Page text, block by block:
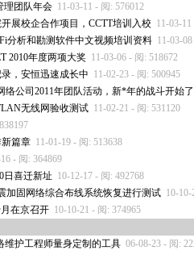
理团队年会 11-03-11 - 阅: 576012
展校企合作项目，CCTT培训入校 11-03-
分析和勘测软件中文视频培训资料 11-03-
2010年度两项大奖 11-03-06 - 阅: 518672
，安恒迅速成长中 11-02-23 - 阅: 500945
络公司2011年团队活动，新*年的战斗开始了
无线网验收测试 11-02-21 - 阅: 531120
篇章 11-01-19 - 阅: 513638
- 阅: 364869
日喜迁新址 10-12-17 - 阅: 492768
加固网络综合布线系统恢复进行测试 10-
在京召开 10-10-21 - 阅: 374965
维护工程师量身定制的工具 06-08-23 - 阅: